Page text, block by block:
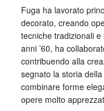
Fuga ha lavorato
decorato, creando
tecniche tradizionali
anni ’60, ha
contribuendo alla
segnato la storia
combinare forme
opere molto